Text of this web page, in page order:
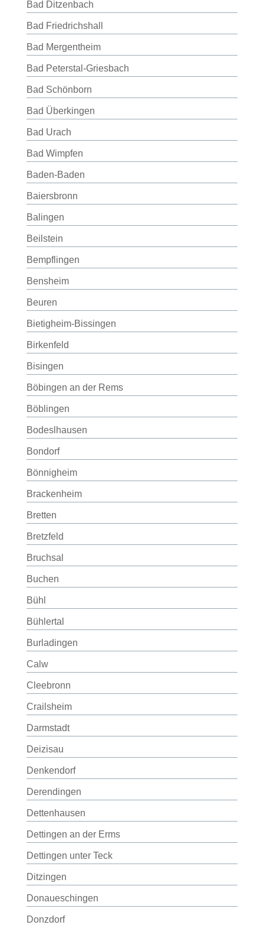
Bad Ditzenbach
Bad Friedrichshall
Bad Mergentheim
Bad Peterstal-Griesbach
Bad Schönborn
Bad Überkingen
Bad Urach
Bad Wimpfen
Baden-Baden
Baiersbronn
Balingen
Beilstein
Bempflingen
Bensheim
Beuren
Bietigheim-Bissingen
Birkenfeld
Bisingen
Böbingen an der Rems
Böblingen
Bodeslhausen
Bondorf
Bönnigheim
Brackenheim
Bretten
Bretzfeld
Bruchsal
Buchen
Bühl
Bühlertal
Burladingen
Calw
Cleebronn
Crailsheim
Darmstadt
Deizisau
Denkendorf
Derendingen
Dettenhausen
Dettingen an der Erms
Dettingen unter Teck
Ditzingen
Donaueschingen
Donzdorf